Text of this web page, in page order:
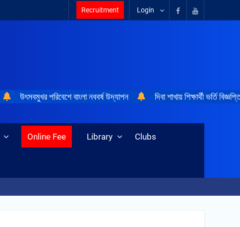
Recruitment Login
উৎসবমুখর পরিবেশে বাংলা নববর্ষ উদ্‌যাপন দিবা শাখায় শিক্ষার্থী ভর্তি
Online Fee Library Clubs